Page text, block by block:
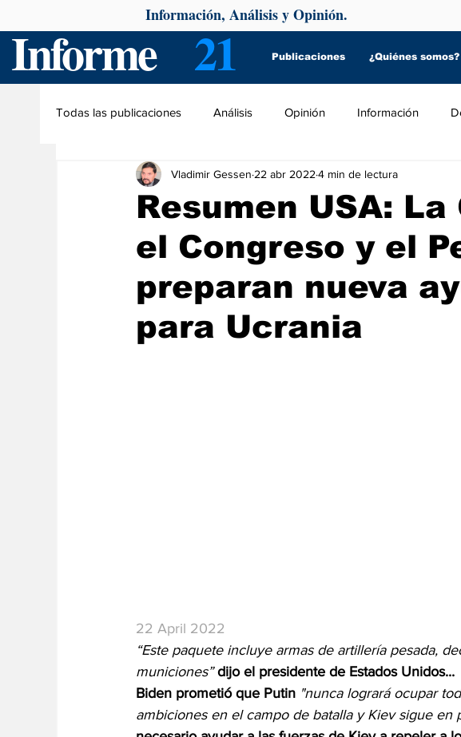
Informe 21 Publicaciones ¿Quiénes somos?
Información, Análisis y Opinión.
Todas las publicaciones Análisis Opinión Información
Resumen USA:
el Congreso y el
preparan nueva
para Ucrania
Vladimir Gessen 22 abr 2022 4 min de lectura
22 April 2022
“Este paquete incluye armas de artillería pesada,
municiones” dijo el presidente de Estados Unidos...
Biden prometió que Putin "nunca logrará ocupar
ambiciones en el campo de batalla y Kiev sigue en